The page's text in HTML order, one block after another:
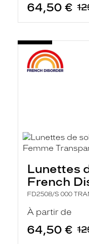
64,50 €
Lunettes
French
FD2508/S 000
À partir de
64,50 €